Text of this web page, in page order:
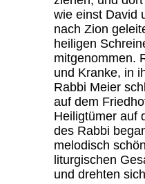
wie einst David
nach Zion
heiligen
mitgenommen.
und Kranke, in
Rabbi Meier
auf dem
Heiligtümer auf
des Rabbi
melodisch
liturgischen
und drehten